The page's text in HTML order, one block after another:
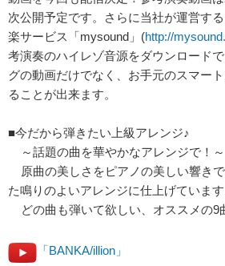
次公開予定です。さらに当社が運営す
楽サービス「mysound」(http://
考演奏のハイレゾ音源をダウンロード
グの動画だけでなく、お手元のスマー
ることが出来ます。
■今だから弾きたい上級アレンジ♪
～話題の曲を華やかなアレンジで！～
原曲の美しさをピアノの美しい響き
た鳴りのよいアレンジに仕上げています
どの曲も弾いて欲しい、オススメの9
「BANKA/illion」